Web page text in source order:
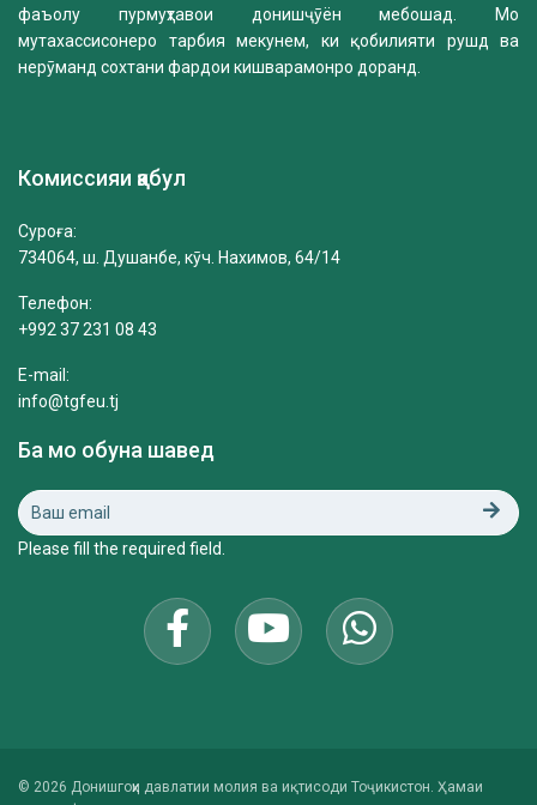
фаъолу пурмуҳтавои донишҷӯён мебошад. Мо
мутахассисонеро тарбия мекунем, ки қобилияти рушд ва
нерӯманд сохтани фардои кишварамонро доранд.
Комиссияи қабул
Суроға:
734064, ш. Душанбе, кӯч. Нахимов, 64/14
Телефон:
+992 37 231 08 43
E-mail:
info@tgfeu.tj
Ба мо обуна шавед
Please fill the required field.
© 2026 Донишгоҳи давлатии молия ва иқтисоди Тоҷикистон. Ҳамаи